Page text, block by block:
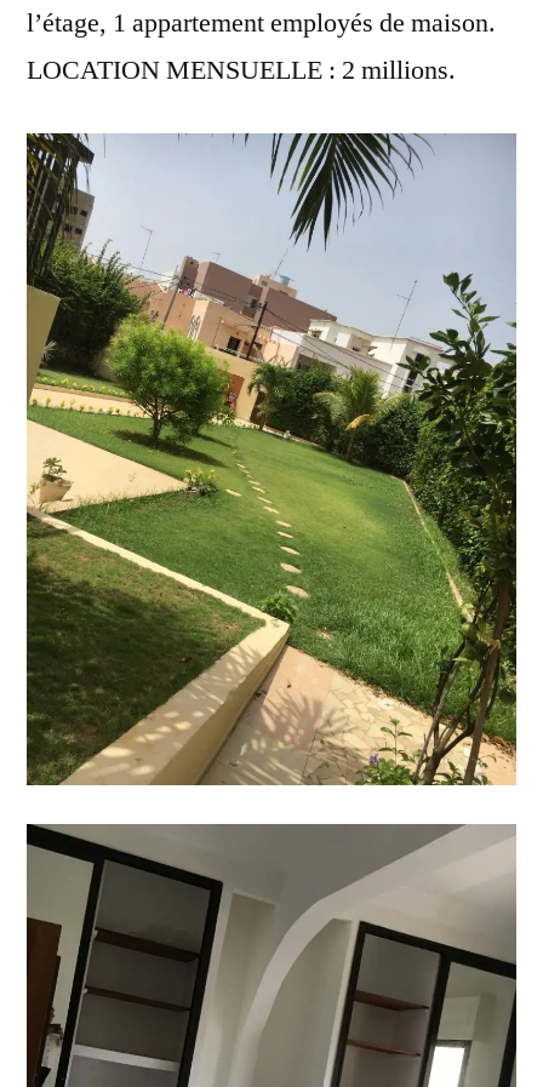
l’étage, 1 appartement employés de maison.
LOCATION MENSUELLE : 2 millions.